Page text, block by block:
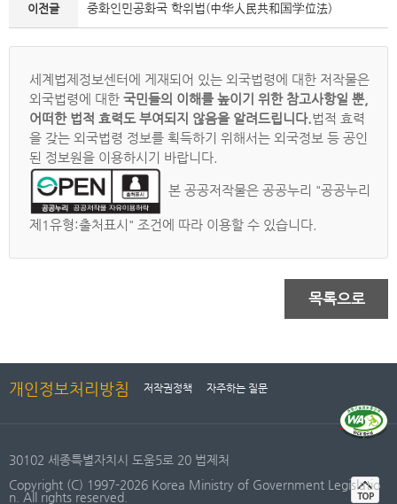
이전글 중화인민공화국 학위법(中华人民共和国学位法)
세계법제정보센터에 게재되어 있는 외국법령에 대한 저작물은
외국법령에 대한 국민들의 이해를 높이기 위한 참고사항일 뿐,
어떠한 법적 효력도 부여되지 않음을 알려드립니다.법적 효력
을 갖는 외국법령 정보를 획득하기 위해서는 외국정보 등 공인
된 정보원을 이용하시기 바랍니다.
본 공공저작물은 공공누리 "공공누리
제1유형:출처표시" 조건에 따라 이용할 수 있습니다.
목록으로
개인정보처리방침 저작권정책 자주하는 질문
30102 세종특별자치시 도움5로 20 법제처
Copyright (C) 1997-2026 Korea Ministry of Government Legislatio
n. All rights reserved.